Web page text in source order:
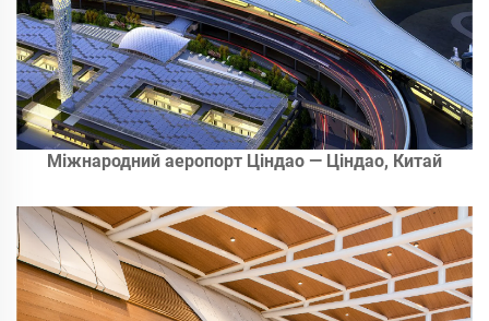
Міжнародний аеропорт Ціндао — Ціндао, Китай